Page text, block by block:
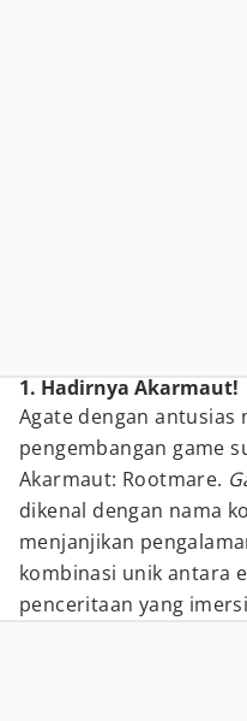
1. Hadirnya Akarmaut!
Agate dengan antusias
pengembangan game
Akarmaut: Rootmare.
dikenal dengan nama
menjanjikan
kombinasi unik antara
penceritaan yang